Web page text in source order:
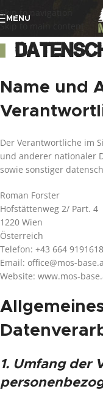
Skip to navigation
Skip to main content
MENU
Name und
Der Verantwortliche im
und anderer nationaler
sowie sonstiger
Roman Forster
Hofstättenweg 2/ Part. 4
1220 Wien
Österreich
Telefon: +43 664 9191618
Email: office@mos-
Website: www.mos-
1. Umfang der